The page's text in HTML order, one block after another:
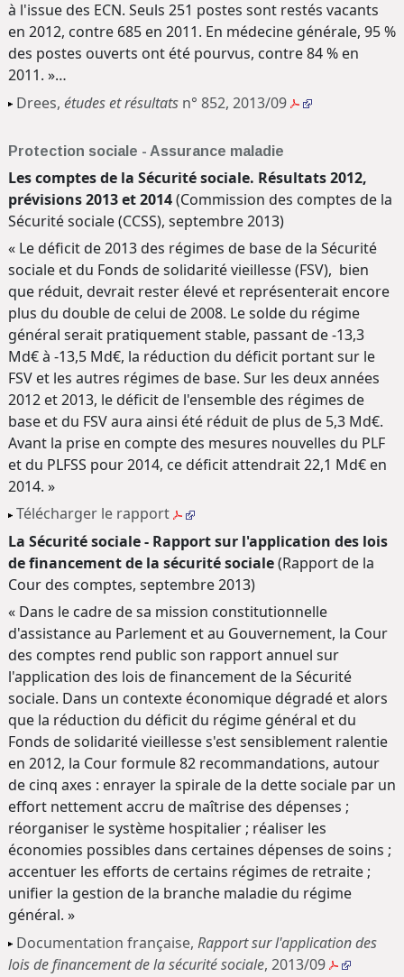
à l'issue des ECN. Seuls 251 postes sont restés vacants
en 2012, contre 685 en 2011. En médecine générale, 95 %
des postes ouverts ont été pourvus, contre 84 % en
2011. »…
Drees, études et résultats n° 852, 2013/09
Protection sociale - Assurance maladie
Les comptes de la Sécurité sociale. Résultats 2012,
prévisions 2013 et 2014(Commission des comptes de la
Sécurité sociale (CCSS), septembre 2013)
« Le déficit de 2013 des régimes de base de la Sécurité
sociale et du Fonds de solidarité vieillesse (FSV), bien
que réduit, devrait rester élevé et représenterait encore
plus du double de celui de 2008. Le solde du régime
général serait pratiquement stable, passant de -13,3
Md€ à -13,5 Md€, la réduction du déficit portant sur le
FSV et les autres régimes de base. Sur les deux années
2012 et 2013, le déficit de l'ensemble des régimes de
base et du FSV aura ainsi été réduit de plus de 5,3 Md€.
Avant la prise en compte des mesures nouvelles du PLF
et du PLFSS pour 2014, ce déficit attendrait 22,1 Md€ en
2014. »
Télécharger le rapport
La Sécurité sociale - Rapport sur l'application des lois
de financement de la sécurité sociale(Rapport de la
Cour des comptes, septembre 2013)
« Dans le cadre de sa mission constitutionnelle
d'assistance au Parlement et au Gouvernement, la Cour
des comptes rend public son rapport annuel sur
l'application des lois de financement de la Sécurité
sociale. Dans un contexte économique dégradé et alors
que la réduction du déficit du régime général et du
Fonds de solidarité vieillesse s'est sensiblement ralentie
en 2012, la Cour formule 82 recommandations, autour
de cinq axes : enrayer la spirale de la dette sociale par un
effort nettement accru de maîtrise des dépenses ;
réorganiser le système hospitalier ; réaliser les
économies possibles dans certaines dépenses de soins ;
accentuer les efforts de certains régimes de retraite ;
unifier la gestion de la branche maladie du régime
général. »
Documentation française, Rapport sur l'application des
lois de financement de la sécurité sociale, 2013/09